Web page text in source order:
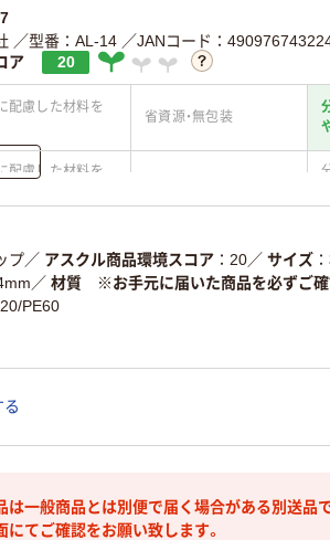
／型番：AL-14 ／JANコード：
ア
20
配慮した材料を
省資源・無包装
配慮した材料を
ている
ントです。詳しくはページ下部の商品詳細「
」で確認できます。
プ／ アスクル商品環境スコア 20／ サイズ
／ 材質 ※お手元に届いた商品を必ずご確
PE60
は一般商品とは別便で届く場合がある別送品
にてご確認をお願い致します。